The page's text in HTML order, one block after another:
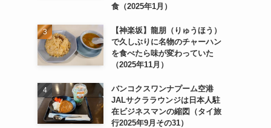
食（2025年1月）
【神楽坂】龍朋（りゅうほう）
で久しぶりに名物のチャーハン
を食べたら味が変わっていた
（2025年11月）
バンコクスワンナプーム空港
JALサクララウンジは日本人駐
在ビジネスマンの縮図（タイ旅
行2025年9月その31）